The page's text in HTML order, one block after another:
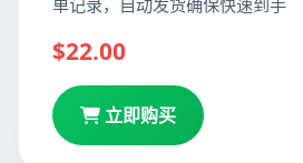
单记录，自动发货确保快速到手
$22.00
立即购买